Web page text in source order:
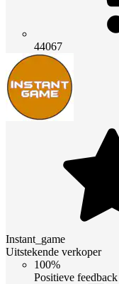
44067
Instant_game
Uitstekende verkoper
100%
Positieve feedback